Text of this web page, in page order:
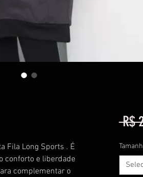
Fila Long Sports . É
conforto e liberdade
complementar o
R$